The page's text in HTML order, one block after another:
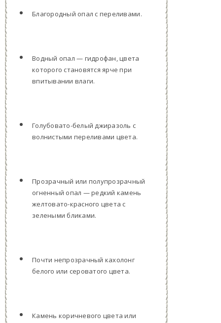
Благородный опал с переливами.
Водный опал — гидрофан, цвета
которого становятся ярче при
впитывании влаги.
Голубовато-белый джиразоль с
волнистыми переливами цвета.
Прозрачный или полупрозрачный
огненный опал — редкий камень
желтовато-красного цвета с
зелеными бликами.
Почти непрозрачный кахолонг
белого или сероватого цвета.
Камень коричневого цвета или